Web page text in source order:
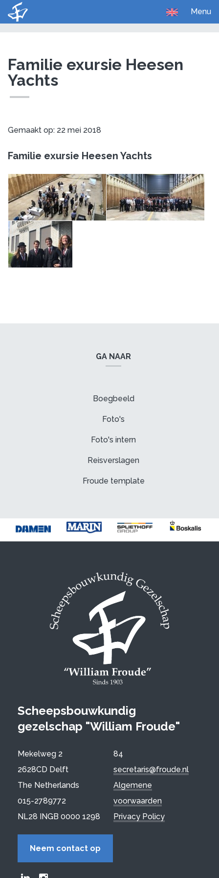
Menu
U bent hier:
Familie exursie Heesen
Yachts
Gemaakt op: 22 mei 2018
Familie exursie Heesen Yachts
GA NAAR
Boegbeeld
Foto's
Foto's intern
Reisverslagen
Froude template
Scheepsbouwkundig
gezelschap "William Froude"
Mekelweg 2
2628CD Delft
The Netherlands
015-2789772
NL28 INGB 0000 1298
84
secretaris@froude.nl
Algemene
voorwaarden
Privacy Policy
Neem contact op